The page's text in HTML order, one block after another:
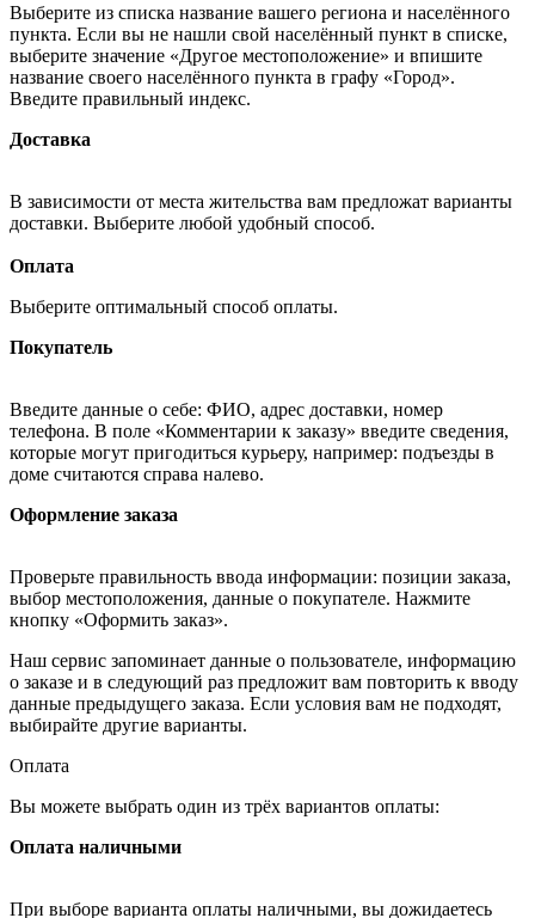
Выберите из списка название вашего региона и населённого
пункта. Если вы не нашли свой населённый пункт в списке,
выберите значение «Другое местоположение» и впишите
название своего населённого пункта в графу «Город».
Введите правильный индекс.
Доставка
В зависимости от места жительства вам предложат варианты
доставки. Выберите любой удобный способ.
Оплата
Выберите оптимальный способ оплаты.
Покупатель
Введите данные о себе: ФИО, адрес доставки, номер
телефона. В поле «Комментарии к заказу» введите сведения,
которые могут пригодиться курьеру, например: подъезды в
доме считаются справа налево.
Оформление заказа
Проверьте правильность ввода информации: позиции заказа,
выбор местоположения, данные о покупателе. Нажмите
кнопку «Оформить заказ».
Наш сервис запоминает данные о пользователе, информацию
о заказе и в следующий раз предложит вам повторить к вводу
данные предыдущего заказа. Если условия вам не подходят,
выбирайте другие варианты.
Оплата
Вы можете выбрать один из трёх вариантов оплаты:
Оплата наличными
При выборе варианта оплаты наличными, вы дожидаетесь